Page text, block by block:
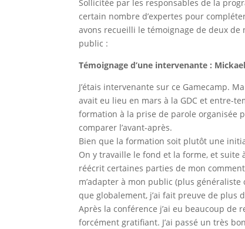
Sollicitée par les responsables de la
certain nombre d’expertes pour
avons recueilli le témoignage de deux
public :
Témoignage d’une intervenante :
J’étais intervenante sur ce Gamecamp.
avait eu lieu en mars à la GDC et entre-
formation à la prise de parole organisée
comparer l’avant-après.
Bien que la formation soit plutôt une
On y travaille le fond et la forme, et suite
réécrit certaines parties de mon
m’adapter à mon public (plus généraliste
que globalement, j’ai fait preuve de plus
Après la conférence j’ai eu beaucoup de
forcément gratifiant. J’ai passé un très